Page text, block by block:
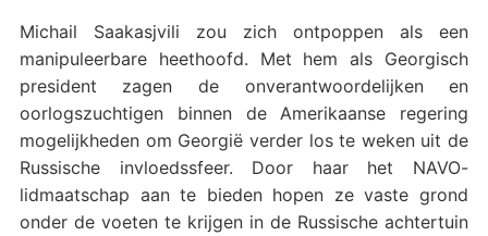
Michail Saakasjvili zou zich ontpoppen als een
manipuleerbare heethoofd. Met hem als Georgisch
president zagen de onverantwoordelijken en
oorlogszuchtigen binnen de Amerikaanse regering
mogelijkheden om Georgië verder los te weken uit de
Russische invloedssfeer. Door haar het NAVO-
lidmaatschap aan te bieden hopen ze vaste grond
onder de voeten te krijgen in de Russische achtertuin